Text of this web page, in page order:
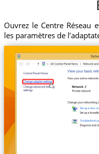
Ouvrez le Centre Réseau
les paramètres de